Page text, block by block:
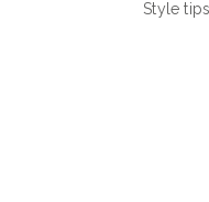
Style